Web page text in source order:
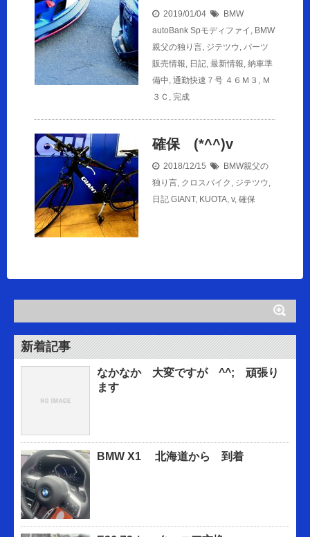
2019/01/04
BMW
autoBank Spモディファイ , BMW
親父の独り言, ジテツウ, パーツ
販売情報, 日記, 最新情報, 納車準
備中, 通勤快速７号 ４６Ｍ３ , Ｍ
３Ｃ , 完成
確保 (*^^)v
2018/12/15
BMW親父の
独り言, クロスバイク , ジテツウ,
日記 GIANT, KUOTA, v, 確保
新着記事
なかなか 大変ですが ^^; 頑張り
ます
BMW X1 北海道から 到着